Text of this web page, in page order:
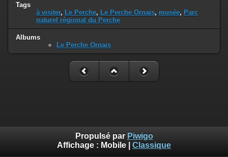
Tags
à visiter, Le Perche, Le Perche Ornais, musée, Parc
naturel régional du Perche
Albums
Le Perche Ornais
Propulsé par Piwigo
Affichage : Mobile Classique